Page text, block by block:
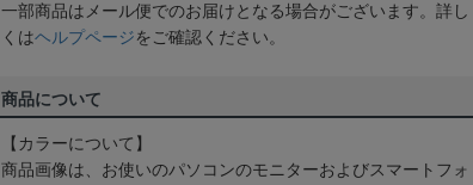
一部商品はメール便でのお届けとなる場合がございます。詳し
くはヘルプページをご確認ください。
商品について
【カラーについて】
商品画像は、お使いのパソコンのモニターおよびスマートフォ